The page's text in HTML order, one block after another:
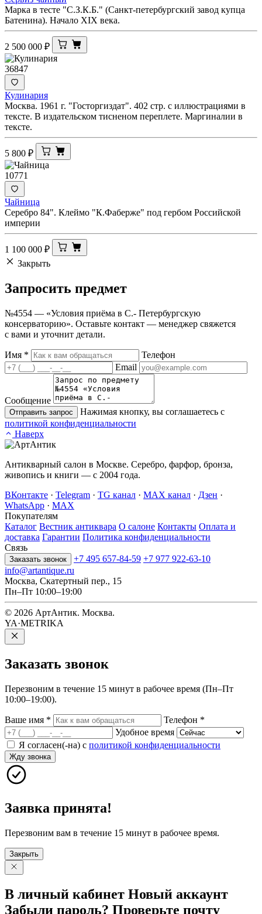
Марка в тесте "С.З.К.Б." (Санкт-петербургский завод купца
Батенина). Начало XIX века.
2 500 000 ₽
36847
Кулинария
Москва. 1961 г. "Госторгиздат". 402 стр. с иллюстрациями в
тексте. В издательском тисненом переплете. Маргиналии в
тексте.
5 800 ₽
10771
Чайница
Серебро 84". Клеймо "К.Фаберже" под гербом Российской
империи
1 100 000 ₽
Закрыть
Запросить предмет
№4554 — «Условия приёма в С.- Петербургскую
консерваторию». Оставьте контакт — менеджер свяжется
с вами и уточнит детали.
Имя *
Телефон
Email
Сообщение
Отправить запрос
Нажимая кнопку, вы соглашаетесь с
политикой конфиденциальности
Наверх
Антикварный салон в Москве. Серебро, фарфор, бронза,
живопись и книги — с 2004 года.
ВКонтакте · Telegram · TG канал · MAX канал · Дзен ·
WhatsApp · MAX
Покупателям
Каталог Вестник антиквара О салоне Контакты Оплата и
доставка Гарантии Политика конфиденциальности
Связь
Заказать звонок +7 495 657-84-59 +7 977 922-63-10
info@artantique.ru
Москва, Скатертный пер., 15
Пн–Пт 10:00–19:00
© 2026 АртАнтик. Москва.
YA·METRIKA
Заказать звонок
Перезвоним в течение 15 минут в рабочее время (Пн–Пт
10:00–19:00).
Ваше имя * Телефон *
Удобное время
Я согласен(-на) с политикой конфиденциальности
Жду звонка
Заявка принята!
Перезвоним вам в течение 15 минут в рабочее время.
Закрыть
В личный кабинет Новый аккаунт
Забыли пароль? Проверьте почту